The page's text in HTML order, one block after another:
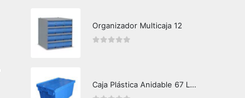
Organizador Multicaja 12
Caja Plástica Anidable 67 Lts MKN-310